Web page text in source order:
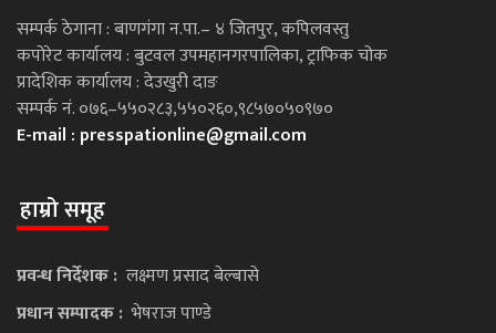
सम्पर्क ठेगाना : बाणगंगा न.पा.– ४ जितपुर, कपिलवस्तु
कपोरेट कार्यालय : बुटवल उपमहानगरपालिका, ट्राफिक चोक
प्रादेशिक कार्यालय : देउखुरी दाङ
सम्पर्क नं. ०७६–५५०२८३,५५०२६०,९८५७०५०९७०
E-mail : presspationline@gmail.com
हाम्रो समूह
प्रवन्ध निर्देशक : लक्ष्मण प्रसाद बेल्बासे
प्रधान सम्पादक : भेषराज पाण्डे